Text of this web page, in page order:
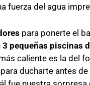
fuerza del agua
para ponerte el
3 pequeñas piscinas
caliente es la del
ducharte antes